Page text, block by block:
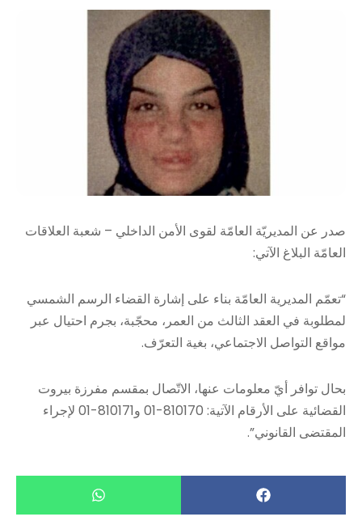
صدر عن المديريّة العامّة لقوى الأمن الداخلي – شعبة العلاقات
العامّة البلاغ الآتي:
“تعمّم المديرية العامّة بناء على إشارة القضاء الرسم الشمسي
لمطلوبة في العقد الثالث من العمر، محجّبة، بجرم احتيال عبر
مواقع التواصل الاجتماعي، بغية التعرّف.
بحال توافر أيّ معلومات عنها، الاتّصال بمقسم مفرزة بيروت
القضائية على الأرقام الآتية: 810170-01 و810171-01 لإجراء
المقتضى القانوني”.